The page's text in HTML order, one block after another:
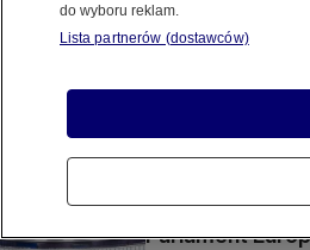
ŚWIAT
Poczobut
Europejskim.
Parlament
do wyboru reklam.
Lista partnerów (dostawców)